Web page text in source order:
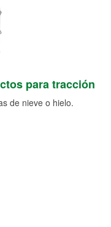
para tracción
de nieve o hielo.